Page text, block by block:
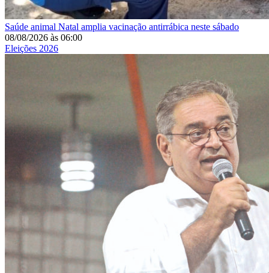
Saúde animal Natal amplia vacinação antirrábica neste sábado
08/08/2026 às 06:00
Eleições 2026